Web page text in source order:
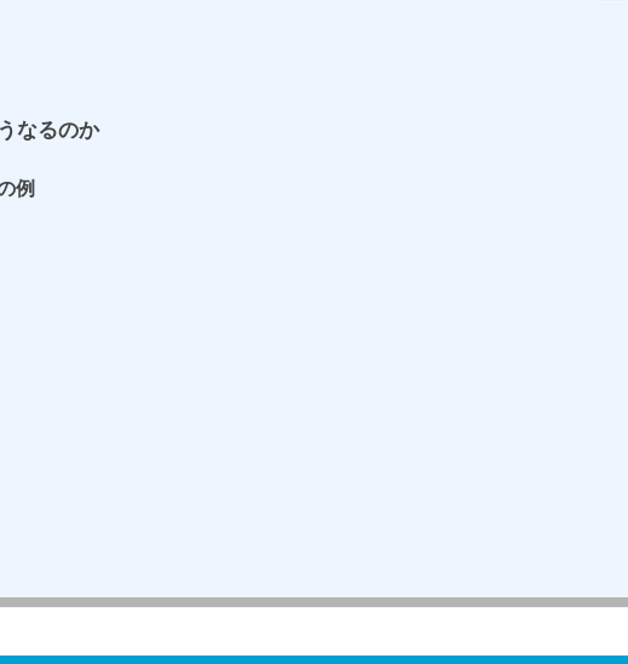
なるのか
例